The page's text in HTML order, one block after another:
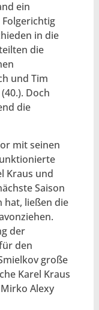
ein
in die
die
und Tim
Doch
die
mit seinen
Kraus und
Saison
hat, ließen die
der
den
große
Karel Kraus
Alexy